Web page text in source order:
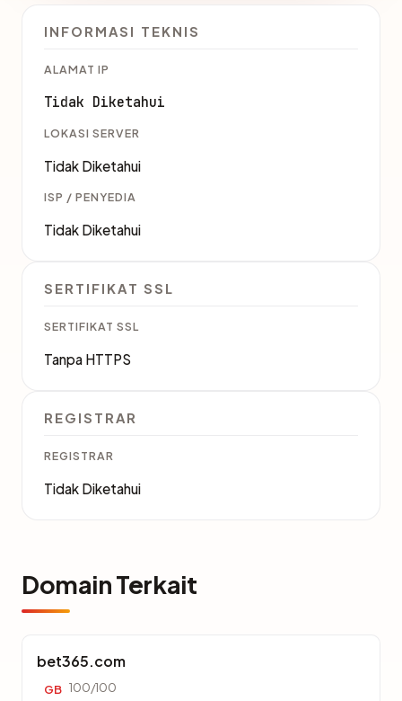
INFORMASI TEKNIS
ALAMAT IP
Tidak Diketahui
LOKASI SERVER
Tidak Diketahui
ISP / PENYEDIA
Tidak Diketahui
SERTIFIKAT SSL
SERTIFIKAT SSL
Tanpa HTTPS
REGISTRAR
REGISTRAR
Tidak Diketahui
Domain Terkait
bet365.com
GB 100/100